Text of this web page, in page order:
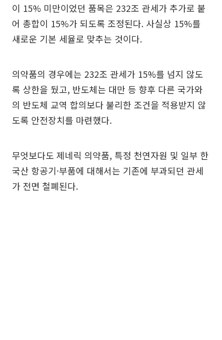
이 15% 미만이었던 품목은 232조 관세가 추가로 붙
어 총합이 15%가 되도록 조정된다. 사실상 15%를
새로운 기본 세율로 맞추는 것이다.
의약품의 경우에는 232조 관세가 15%를 넘지 않도
록 상한을 뒀고, 반도체는 대만 등 향후 다른 국가와
의 반도체 교역 합의보다 불리한 조건을 적용받지 않
도록 안전장치를 마련했다.
무엇보다도 제네릭 의약품, 특정 천연자원 및 일부 한
국산 항공기·부품에 대해서는 기존에 부과되던 관세
가 전면 철폐된다.